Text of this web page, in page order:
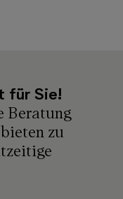
für Sie!
Beratung
zu